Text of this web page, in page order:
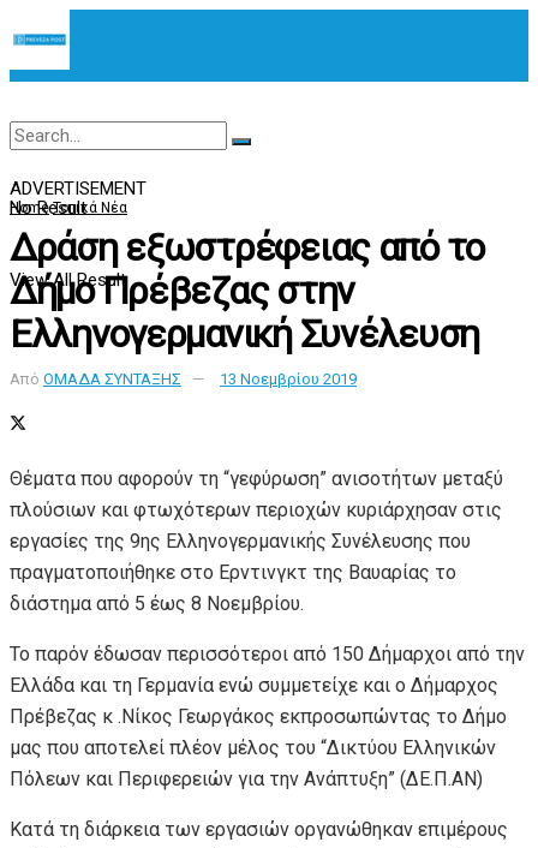
No Result
View All Result
ADVERTISEMENT
Home Τοπικά Νέα
Δράση εξωστρέφειας από το
Δήμο Πρέβεζας στην
Ελληνογερμανική Συνέλευση
Από ΟΜΑΔΑ ΣΥΝΤΑΞΗΣ 13 Νοεμβρίου 2019
Θέματα που αφορούν τη “γεφύρωση” ανισοτήτων μεταξύ
πλούσιων και φτωχότερων περιοχών κυριάρχησαν στις
εργασίες της 9ης Ελληνογερμανικής Συνέλευσης που
πραγματοποιήθηκε στο Ερντινγκτ της Βαυαρίας το
διάστημα από 5 έως 8 Νοεμβρίου.
Το παρόν έδωσαν περισσότεροι από 150 Δήμαρχοι από την
Ελλάδα και τη Γερμανία ενώ συμμετείχε και ο Δήμαρχος
Πρέβεζας κ .Νίκος Γεωργάκος εκπροσωπώντας το Δήμο
μας που αποτελεί πλέον μέλος του “Δικτύου Ελληνικών
Πόλεων και Περιφερειών για την Ανάπτυξη” (ΔΕ.Π.ΑΝ)
Κατά τη διάρκεια των εργασιών οργανώθηκαν επιμέρους